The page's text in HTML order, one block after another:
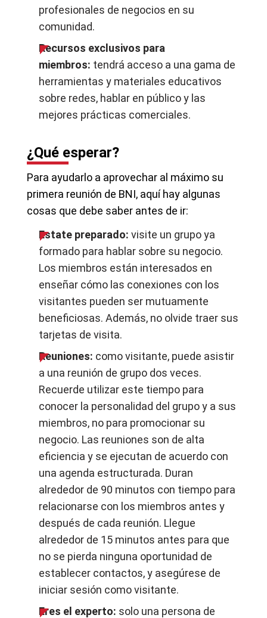
profesionales de negocios en su
comunidad.
Recursos exclusivos para
miembros: tendrá acceso a una gama de
herramientas y materiales educativos
sobre redes, hablar en público y las
mejores prácticas comerciales.
¿Qué esperar?
Para ayudarlo a aprovechar al máximo su
primera reunión de BNI, aquí hay algunas
cosas que debe saber antes de ir:
Estate preparado: visite un grupo ya
formado para hablar sobre su negocio.
Los miembros están interesados ​​en
enseñar cómo las conexiones con los
visitantes pueden ser mutuamente
beneficiosas. Además, no olvide traer sus
tarjetas de visita.
Reuniones: como visitante, puede asistir
a una reunión de grupo dos veces.
Recuerde utilizar este tiempo para
conocer la personalidad del grupo y a sus
miembros, no para promocionar su
negocio. Las reuniones son de alta
eficiencia y se ejecutan de acuerdo con
una agenda estructurada. Duran
alrededor de 90 minutos con tiempo para
relacionarse con los miembros antes y
después de cada reunión. Llegue
alrededor de 15 minutos antes para que
no se pierda ninguna oportunidad de
establecer contactos, y asegúrese de
iniciar sesión como visitante.
Eres el experto: solo una persona de